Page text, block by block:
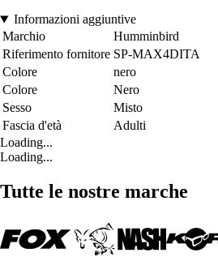
Informazioni aggiuntive
Marchio
Humminbird
Riferimento fornitore SP-MAX4DITA
Colore
nero
Colore
Nero
Sesso
Misto
Fascia d'età
Adulti
Loading...
Loading...
Tutte le nostre marche